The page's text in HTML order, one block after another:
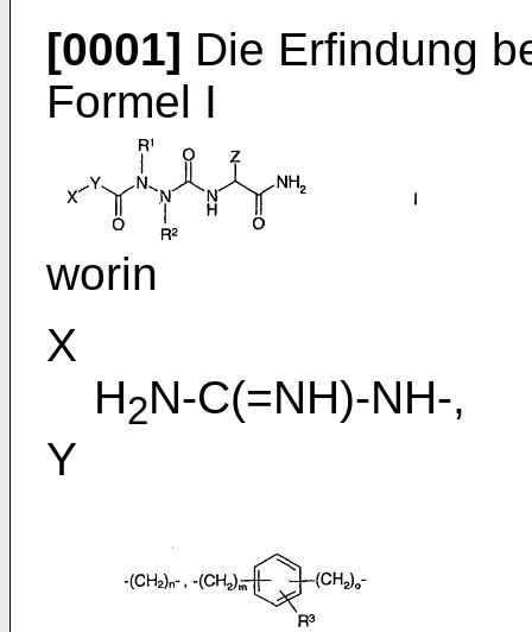
[0001] Die Erfindung
Formel I
worin
X
H2N-C(=NH)-NH-,
Y